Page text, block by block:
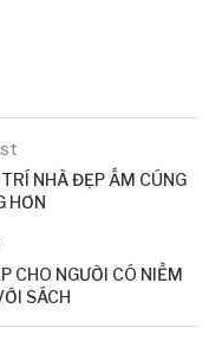
NHÀ ĐẸP ẤM CÚNG
HƠN
CHO NGƯỜI CÓ NIỀM
SÁCH